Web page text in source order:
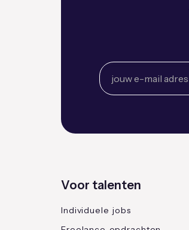
Voor talenten
Individuele jobs